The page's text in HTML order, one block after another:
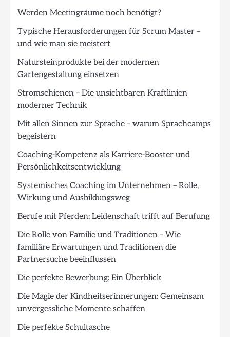
Werden Meetingräume noch benötigt?
Typische Herausforderungen für Scrum Master –
und wie man sie meistert
Natursteinprodukte bei der modernen
Gartengestaltung einsetzen
Stromschienen – Die unsichtbaren Kraftlinien
moderner Technik
Mit allen Sinnen zur Sprache – warum Sprachcamps
begeistern
Coaching-Kompetenz als Karriere-Booster und
Persönlichkeitsentwicklung
Systemisches Coaching im Unternehmen – Rolle,
Wirkung und Ausbildungsweg
Berufe mit Pferden: Leidenschaft trifft auf Berufung
Die Rolle von Familie und Traditionen – Wie
familiäre Erwartungen und Traditionen die
Partnersuche beeinflussen
Die perfekte Bewerbung: Ein Überblick
Die Magie der Kindheitserinnerungen: Gemeinsam
unvergessliche Momente schaffen
Die perfekte Schultasche